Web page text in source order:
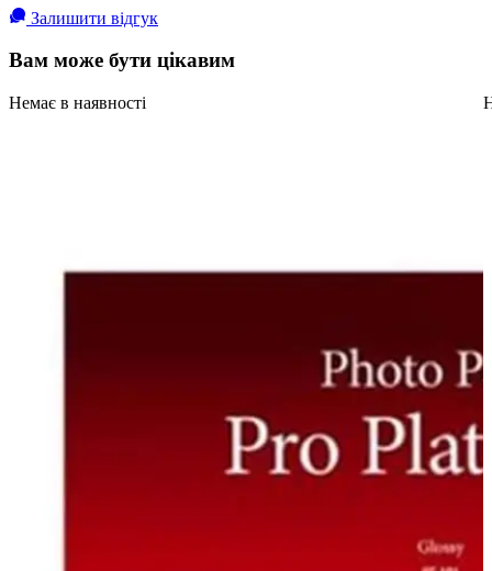
Залишити відгук
Вам може бути цікавим
Немає в наявності